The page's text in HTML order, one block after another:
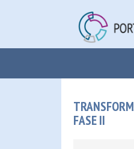
FASE II